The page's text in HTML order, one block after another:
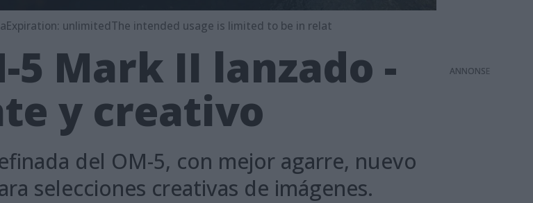
unlimitedThe intended usage is limited to be in relat
5 Mark II lanzado -
y creativo
del OM-5, con mejor agarre, nuevo
selecciones creativas de imágenes.
ANNONS